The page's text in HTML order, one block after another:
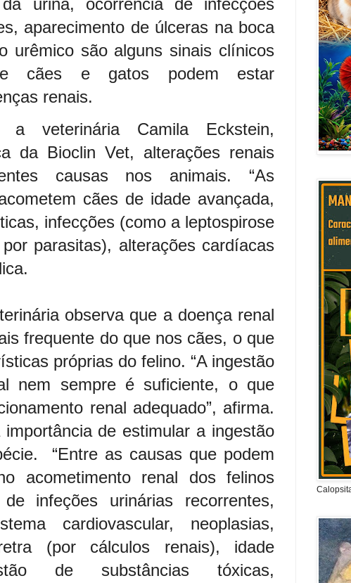
urina, ocorrência de infecções
aparecimento de úlceras na boca
urêmico são alguns sinais clínicos
cães e gatos podem estar
renais.
veterinária Camila Eckstein,
da Bioclin Vet, alterações renais
causas nos animais. “As
cães de idade avançada,
infecções (como a leptospirose
parasitas), alterações cardíacas
observa que a doença renal
frequente do que nos cães, o que
próprias do felino. “A ingestão
nem sempre é suficiente, o que
renal adequado”, afirma.
de estimular a ingestão
“Entre as causas que podem
acometimento renal dos felinos
infeções urinárias recorrentes,
cardiovascular, neoplasias,
(por cálculos renais), idade
de substâncias tóxicas,